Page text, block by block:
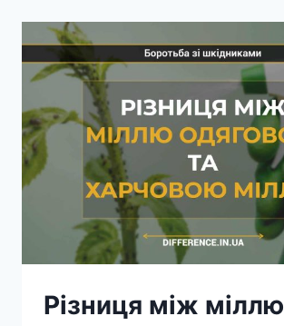
ТА
САДОВИМИ
МУРАХАМИ
Різниця між міллю